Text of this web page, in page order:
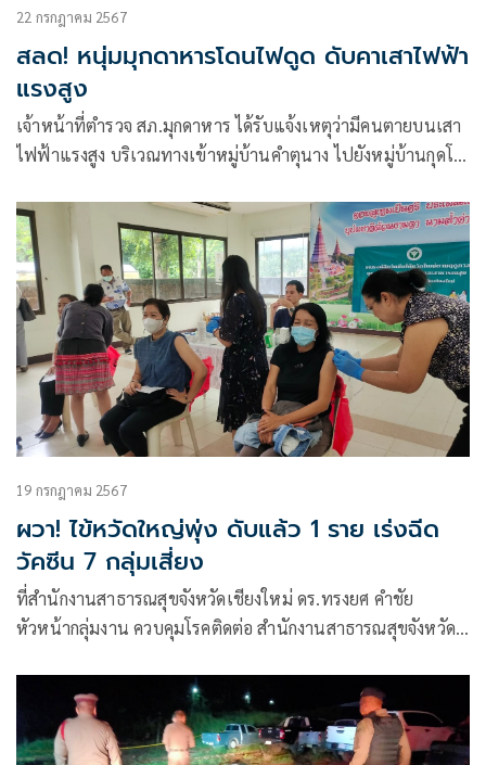
22 กรกฎาคม 2567
สลด! หนุ่มมุกดาหารโดนไฟดูด ดับคาเสาไฟฟ้า
แรงสูง
เจ้าหน้าที่ตำรวจ สภ.มุกดาหาร ได้รับแจ้งเหตุว่ามีคนตายบนเสา
ไฟฟ้าแรงสูง บริเวณทางเข้าหมู่บ้านคำตุนาง ไปยังหมู่บ้านกุดโง้ง
19 กรกฎาคม 2567
ผวา! ไข้หวัดใหญ่พุ่ง ดับแล้ว 1 ราย เร่งฉีด
วัคซีน 7 กลุ่มเสี่ยง
ที่สำนักงานสาธารณสุขจังหวัดเชียงใหม่ ดร.ทรงยศ คำชัย
หัวหน้ากลุ่มงาน ควบคุมโรคติดต่อ สำนักงานสาธารณสุขจังหวัด